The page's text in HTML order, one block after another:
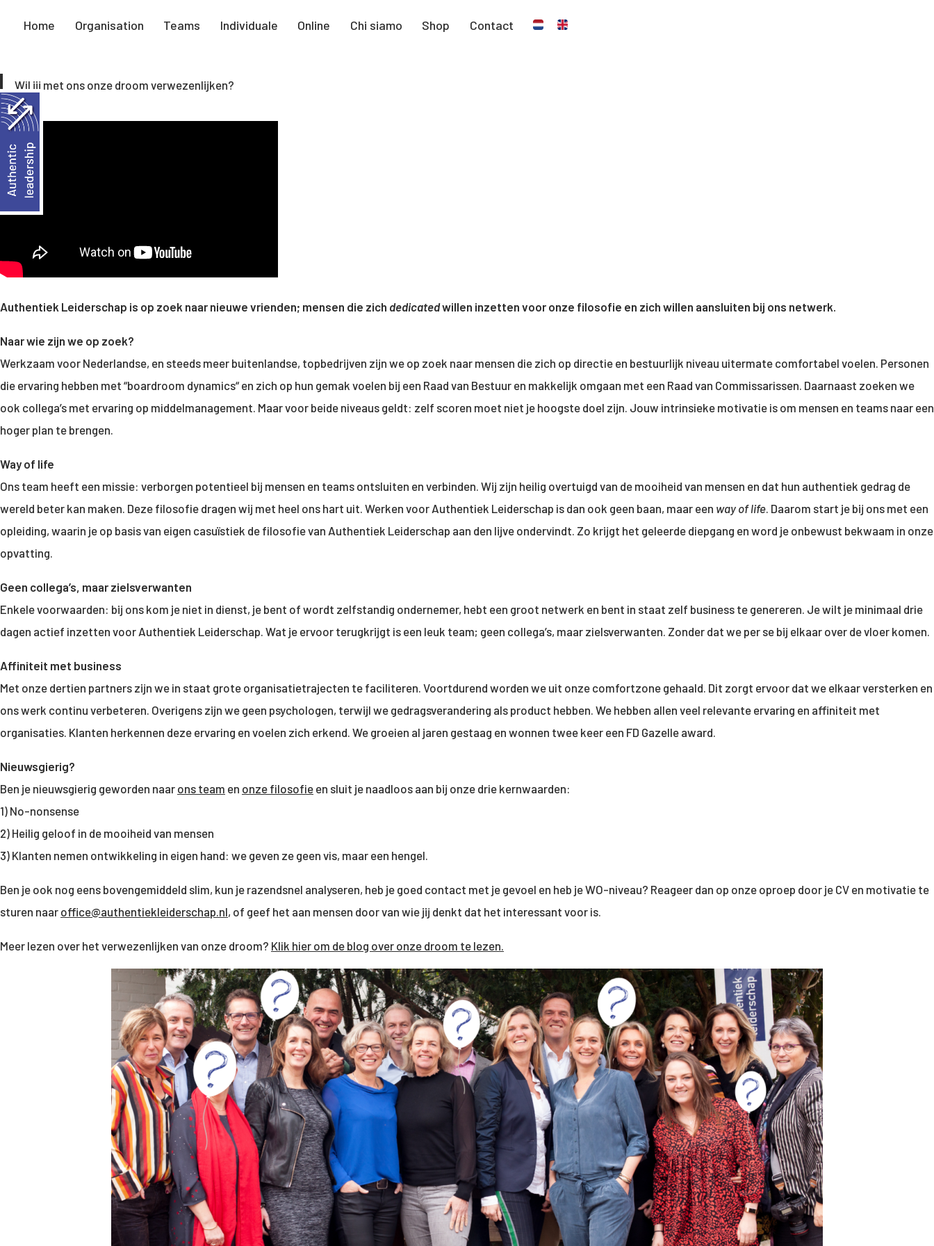
Home Organisation Teams Individuale Online Chi siamo Shop Contact
Wil jij met ons onze droom verwezenlijken?
Authentiek Leiderschap is op zoek naar nieuwe vrienden; mensen die zich dedicatedwillen inzetten voor onze filosofie en zich willen aansluiten bij ons netwerk.
Naar wie zijn we op zoek?
Werkzaam voor Nederlandse, en steeds meer buitenlandse, topbedrijven zijn we op zoek naar mensen die zich op directie en bestuurlijk niveau uitermate comfortabel voelen. Personen
die ervaring hebben met “boardroom dynamics“ en zich op hun gemak voelen bij een Raad van Bestuur en makkelijk omgaan met een Raad van Commissarissen. Daarnaast zoeken we
ook collega’s met ervaring op middelmanagement. Maar voor beide niveaus geldt: zelf scoren moet niet je hoogste doel zijn. Jouw intrinsieke motivatie is om mensen en teams naar een
hoger plan te brengen.
Way of life
Ons team heeft een missie: verborgen potentieel bij mensen en teams ontsluiten en verbinden. Wij zijn heilig overtuigd van de mooiheid van mensen en dat hun authentiek gedrag de
wereld beter kan maken. Deze filosofie dragen wij met heel ons hart uit. Werken voor Authentiek Leiderschap is dan ook geen baan, maar een way of life. Daarom start je bij ons met een
opleiding, waarin je op basis van eigen casuïstiek de filosofie van Authentiek Leiderschap aan den lijve ondervindt. Zo krijgt het geleerde diepgang en word je onbewust bekwaam in onze
opvatting.
Geen collega’s, maar zielsverwanten
Enkele voorwaarden: bij ons kom je niet in dienst, je bent of wordt zelfstandig ondernemer, hebt een groot netwerk en bent in staat zelf business te genereren. Je wilt je minimaal drie
dagen actief inzetten voor Authentiek Leiderschap. Wat je ervoor terugkrijgt is een leuk team; geen collega’s, maar zielsverwanten. Zonder dat we per se bij elkaar over de vloer komen.
Affiniteit met business
Met onze dertien partners zijn we in staat grote organisatietrajecten te faciliteren. Voortdurend worden we uit onze comfortzone gehaald. Dit zorgt ervoor dat we elkaar versterken en
ons werk continu verbeteren. Overigens zijn we geen psychologen, terwijl we gedragsverandering als product hebben. We hebben allen veel relevante ervaring en affiniteit met
organisaties. Klanten herkennen deze ervaring en voelen zich erkend. We groeien al jaren gestaag en wonnen twee keer een FD Gazelle award.
Nieuwsgierig?
Ben je nieuwsgierig geworden naar ons team en onze filosofie en sluit je naadloos aan bij onze drie kernwaarden:
1) No-nonsense
2) Heilig geloof in de mooiheid van mensen
3) Klanten nemen ontwikkeling in eigen hand: we geven ze geen vis, maar een hengel.
Ben je ook nog eens bovengemiddeld slim, kun je razendsnel analyseren, heb je goed contact met je gevoel en heb je WO-niveau? Reageer dan op onze oproep door je CV en motivatie te
sturen naar office@authentiekleiderschap.nl, of geef het aan mensen door van wie jij denkt dat het interessant voor is.
Meer lezen over het verwezenlijken van onze droom? Klik hier om de blog over onze droom te lezen.